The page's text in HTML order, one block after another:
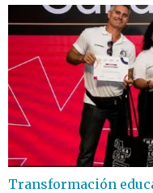
Transformación